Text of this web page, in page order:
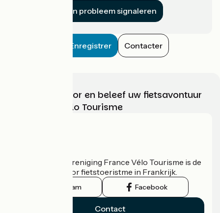
Een probleem signaleren
Enregistrer Contacter
Kies, bereid voor en beleef uw fietsavontuur
met France Vélo Tourisme
De nationale vereniging France Vélo Tourisme is de
officiële gids voor fietstoeristme in Frankrijk.
Instagram Facebook
Contact